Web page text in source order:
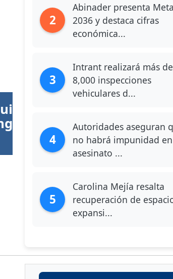
2
Abinader presenta
2036 y destaca cifras
económica...
3
Intrant realizará más de
8,000 inspecciones
vehiculares d...
4
Autoridades aseguran
no habrá impunidad en
asesinato ...
5
Carolina Mejía resalta
recuperación de
expansi...